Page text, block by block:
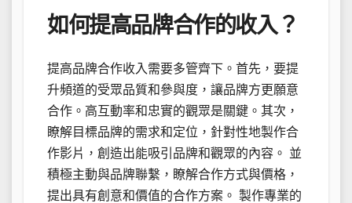
如何提高品牌合作的收入？
提高品牌合作收入需要多管齊下。首先，要提
升頻道的受眾品質和參與度，讓品牌方更願意
合作。高互動率和忠實的觀眾是關鍵。其次，
瞭解目標品牌的需求和定位，針對性地製作合
作影片，創造出能吸引品牌和觀眾的內容。 並
積極主動與品牌聯繫，瞭解合作方式與價格，
提出具有創意和價值的合作方案。 製作專業的